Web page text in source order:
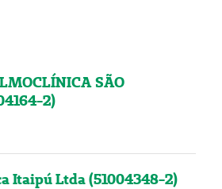
SÃO
2)
Itaipú Ltda (51004348-2)